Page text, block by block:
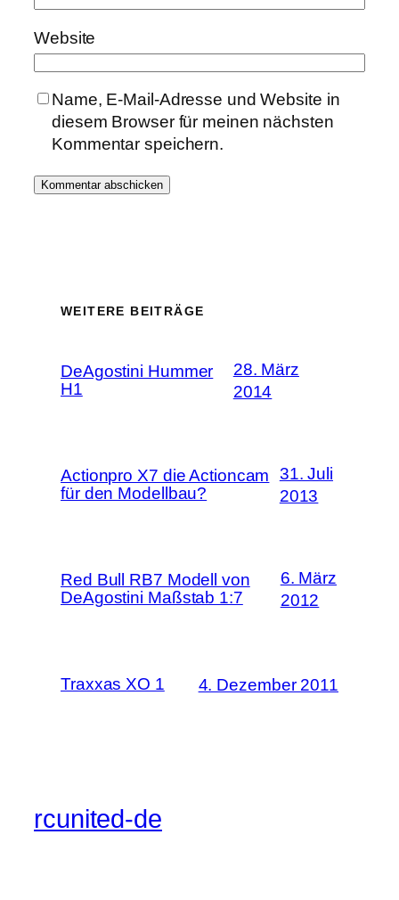
Website
Name, E-Mail-Adresse und Website in
diesem Browser für meinen nächsten
Kommentar speichern.
WEITERE BEITRÄGE
DeAgostini Hummer
H1
28. März
2014
Actionpro X7 die Actioncam
für den Modellbau?
31. Juli
2013
Red Bull RB7 Modell von
DeAgostini Maßstab 1:7
6. März
2012
Traxxas XO 1 4. Dezember 2011
rcunited-de